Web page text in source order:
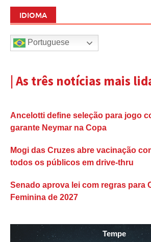
IDIOMA
Portuguese
| As três notícias mais
Ancelotti define seleção para jogo
garante Neymar na Copa
Mogi das Cruzes abre vacinação
todos os públicos em drive-thru
Senado aprova lei com regras para
Feminina de 2027
Tempe